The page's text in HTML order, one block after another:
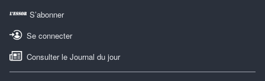
S’abonner
Se connecter
Consulter le Journal du jour